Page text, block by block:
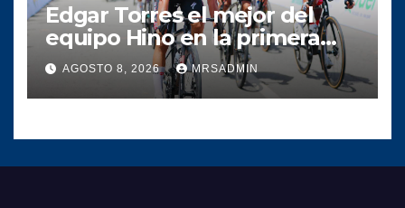
Edgar Torres el mejor del
equipo Hino en la primera
etapa de la Vuelta a
Colombia 2026
AGOSTO 8, 2026 MRSADMIN